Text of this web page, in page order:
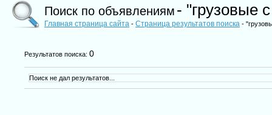
Поиск по объявлениям - "грузовые
Главная страница сайта - Страница результатов поиска -
Результатов поиска: 0
Поиск не дал результатов...